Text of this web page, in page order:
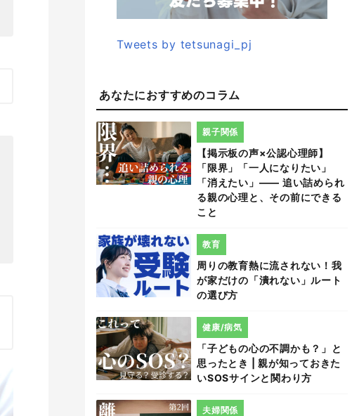
Tweets by tetsunagi_pj
あなたにおすすめのコラム
【掲示板の声×公認心理師】
「限界」「一人になりたい」
「消えたい」―― 追い詰められ
る親の心理と、その前にできる
こと
親子関係
周りの教育熱に流されない！我
が家だけの「潰れない」ルート
の選び方
教育
「子どもの心の不調かも？」と
思ったとき | 親が知っておきた
いSOSサインと関わり方
健康/病気
夫婦関係